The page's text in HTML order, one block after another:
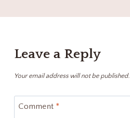
Leave a Reply
Your email address will not be published.
Comment *